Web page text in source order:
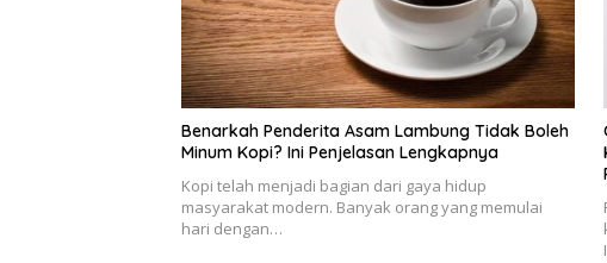
Benarkah Penderita Asam Lambung Tidak Boleh
Minum Kopi? Ini Penjelasan Lengkapnya
Kopi telah menjadi bagian dari gaya hidup
masyarakat modern. Banyak orang yang memulai
hari dengan…